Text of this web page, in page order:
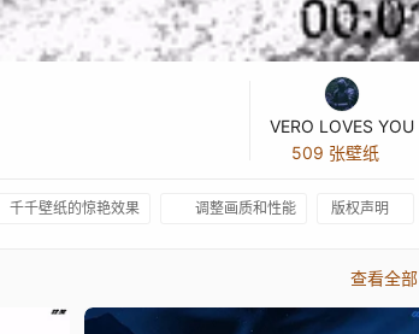
VERO LOVES YOU
509 张壁纸
千千壁纸的惊艳效果 调整画质和性能 版权声明
查看全部